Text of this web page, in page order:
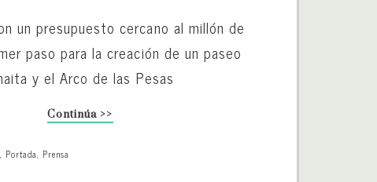
un presupuesto cercano al millón de
paso para la creación de un paseo
y el Arco de las Pesas
Continúa >>
, Portada, Prensa